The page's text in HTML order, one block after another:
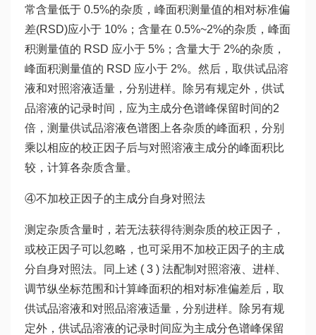
常含量低于 0.5%的杂质，峰面积测量值的相对标准偏
差(RSD)应小于 10%；含量在 0.5%~2%的杂质，峰面
积测量值的 RSD 应小于 5%；含量大于 2%的杂质，
峰面积测量值的 RSD 应小于 2%。然后，取供试品溶
液和对照溶液适量，分别进样。除另有规定外，供试
品溶液的记录时间，应为主成分色谱峰保留时间的2
倍，测量供试品溶液色谱图上各杂质的峰面积，分别
乘以相应的校正因子后与对照溶液主成分的峰面积比
较，计算各杂质含量。
④不加校正因子的主成分自身对照法
测定杂质含量时，若无法获得待测杂质的校正因子，
或校正因子可以忽略，也可采用不加校正因子的主成
分自身对照法。同上述 ( 3 ) 法配制对照溶液、进样、
调节纵坐标范围和计算峰面积的相对标准偏差后，取
供试品溶液和对照品溶液适量，分别进样。除另有规
定外，供试品溶液的记录时间应为主成分色谱峰保留